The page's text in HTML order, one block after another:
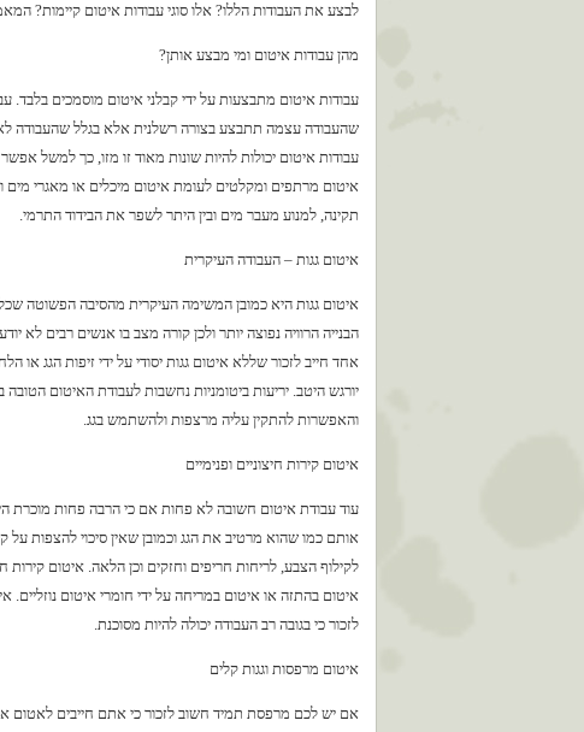
לבצע את העבודות הללו? אלו סוגי עבודות איטום קיימות?
מהן עבודות איטום ומי מבצע אותן?
עבודות איטום מתבצעות על ידי קבלני איטום מוסמכים בלבד.
שהעבודה עצמה תתבצע בצורה רשלנית אלא בגלל שהעבודה
עבודות איטום יכולות להיות שונות מאוד זו מזו, כך למשל
איטום מרתפים ומקלטים לעומת איטום מיכלים או מאגרי מים
תקינה, למנוע מעבר מים ובין היתר לשפר את הבידוד התרמי.
איטום גגות – העבודה העיקרית
איטום גגות היא כמובן המשימה העיקרית מהסיבה הפשוטה
הבנייה הרוויה נפוצה יותר ולכן קורה מצב בו אנשים רבים
אחד חייב לזכור שללא איטום גגות יסודי על ידי זיפות הגג או
יורגש היטב. יריעות ביטומניות נחשבות לעבודת האיטום
והאפשרות להתקין עליה מרצפות ולהשתמש בגג.
איטום קירות חיצוניים ופנימיים
עוד עבודת איטום חשובה לא פחות אם כי הרבה פחות מוכרת
אותם כמו שהוא מרטיב את הגג וכמובן שאין סיכוי להצפות על
לקילוף הצבע, לריחות חריפים וחזקים וכן הלאה. איטום קירות
איטום בהתזה או איטום במריחה על ידי חומרי איטום נוזליים.
לזכור כי בגובה רב העבודה יכולה להיות מסוכנת.
איטום מרפסות וגגות קלים
אם יש לכם מרפסת תמיד חשוב לזכור כי אתם חייבים לאטום